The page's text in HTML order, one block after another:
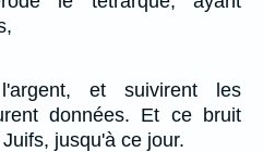
et suivirent les
données. Et ce bruit
jusqu'à ce jour.